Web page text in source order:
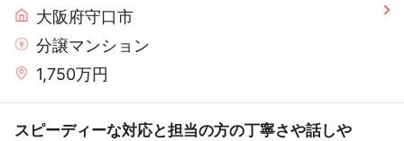
大阪府守口市
分譲マンション
1,750万円
スピーディーな対応と担当の方の丁寧さや話しや